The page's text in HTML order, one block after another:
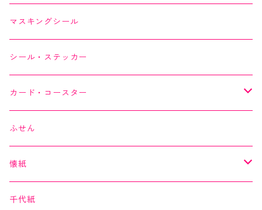
SAIEN
オリジナルシリーズ
作家シリーズ
YUNOKI
Kimono美
美MONDE
デコレーションテープ（クリアテープ）
田村美紀
クリアテープ
マスキングシール
シール・ステッカー
カード・コースター
スイーツカード
YUNOKI
田村美紀
ふせん
懐紙
Kimono美
千代紙